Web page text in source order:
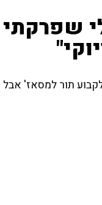
תור למסאז' אבל